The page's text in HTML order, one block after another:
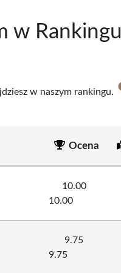
w Rankingu
w naszym rankingu.
Ocena
10.00
10.00
9.75
9.75